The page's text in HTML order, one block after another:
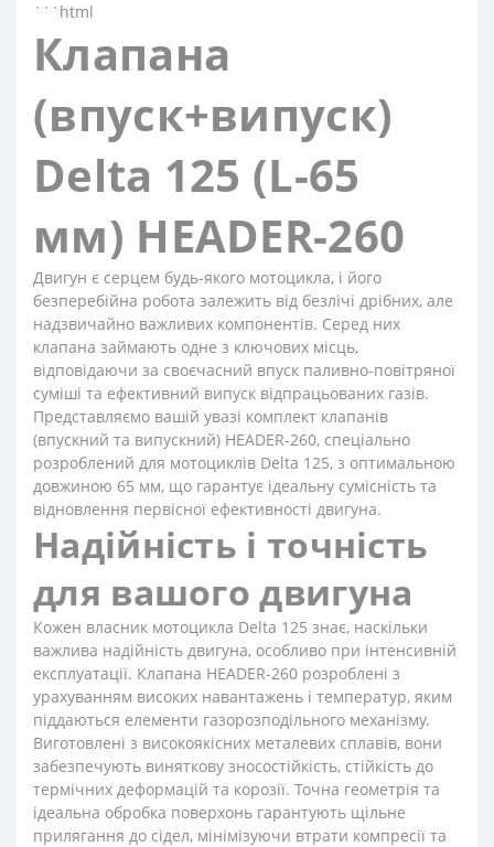
```html
Клапана
(впуск+випуск)
Delta 125 (L-65
мм) HEADER-260
Двигун є серцем будь-якого мотоцикла, і його
безперебійна робота залежить від безлічі дрібних, але
надзвичайно важливих компонентів. Серед них
клапана займають одне з ключових місць,
відповідаючи за своєчасний впуск паливно-повітряної
суміші та ефективний випуск відпрацьованих газів.
Представляємо вашій увазі комплект клапанів
(впускний та випускний) HEADER-260, спеціально
розроблений для мотоциклів Delta 125, з оптимальною
довжиною 65 мм, що гарантує ідеальну сумісність та
відновлення первісної ефективності двигуна.
Надійність і точність
для вашого двигуна
Кожен власник мотоцикла Delta 125 знає, наскільки
важлива надійність двигуна, особливо при інтенсивній
експлуатації. Клапана HEADER-260 розроблені з
урахуванням високих навантажень і температур, яким
піддаються елементи газорозподільного механізму.
Виготовлені з високоякісних металевих сплавів, вони
забезпечують виняткову зносостійкість, стійкість до
термічних деформацій та корозії. Точна геометрія та
ідеальна обробка поверхонь гарантують щільне
прилягання до сідел, мінімізуючи втрати компресії та